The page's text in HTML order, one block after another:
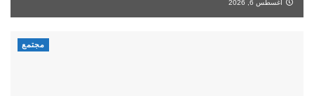
أغسطس 6, 2026
مجتمع